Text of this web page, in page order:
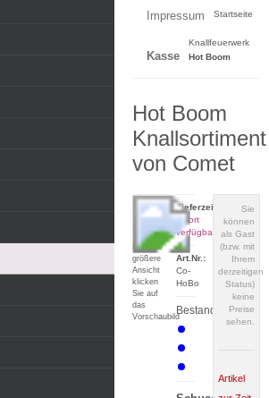
Impressum
Kasse
Startseite
Knallfeuerwerk
Hot Boom
Hot Boom
Knallsortiment
von Comet
Für eine
größere
Ansicht
klicken
Sie auf
das
Vorschaubild
Sie
können
als Gast
(bzw. mit
Ihrem
derzeitigen
Status)
keine
Preise
sehen.
Artikel
Lieferzeit:
sofort
verfügbar
Art.Nr.:
Co-
HoBo
Bestand: